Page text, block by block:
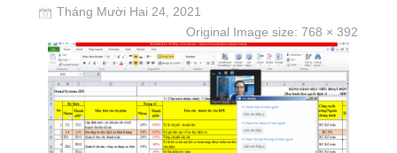
Tháng Mười Hai 24, 2021
Original Image size: 768 × 392